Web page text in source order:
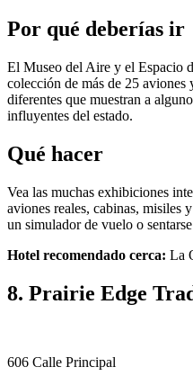
Por qué deberías ir
El Museo del Aire y el Espacio
colección de más de 25 aviones
diferentes que muestran a
influyentes del estado.
Qué hacer
Vea las muchas exhibiciones
aviones reales, cabinas, misiles
un simulador de vuelo o
Hotel recomendado cerca: La
8. Prairie Edge
606 Calle Principal